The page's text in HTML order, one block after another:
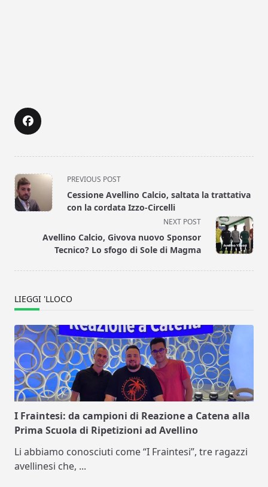
<span
class="nav-
subtitle
reader-
text">Page</span>
PREVIOUS POST
Cessione Avellino Calcio, saltata la trattativa
con la cordata Izzo-Circelli
NEXT POST
Avellino Calcio, Givova nuovo Sponsor
Tecnico? Lo sfogo di Sole di Magma
LIEGGI 'LLOCO
I Fraintesi: da campioni di Reazione a Catena alla
Prima Scuola di Ripetizioni ad Avellino
Li abbiamo conosciuti come “I Fraintesi”, tre ragazzi
avellinesi che, ...